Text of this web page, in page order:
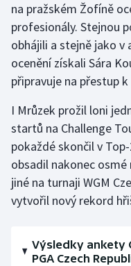
Plavání
Plážový volejbal
Ragby
Rychlobruslení
Rychlostní kanoistika
Short track
Stolní tenis
na pražském Žofíně
profesionály. Stejnou
obhájili a stejně jako
ocenění získali Sára
připravuje na přestup
I Mrůzek prožil loni
startů na Challenge
pokaždé skončil v
obsadil nakonec
jiné na turnaji WGM
vytvořil nový rekord
Výsledky ankety
PGA Czech